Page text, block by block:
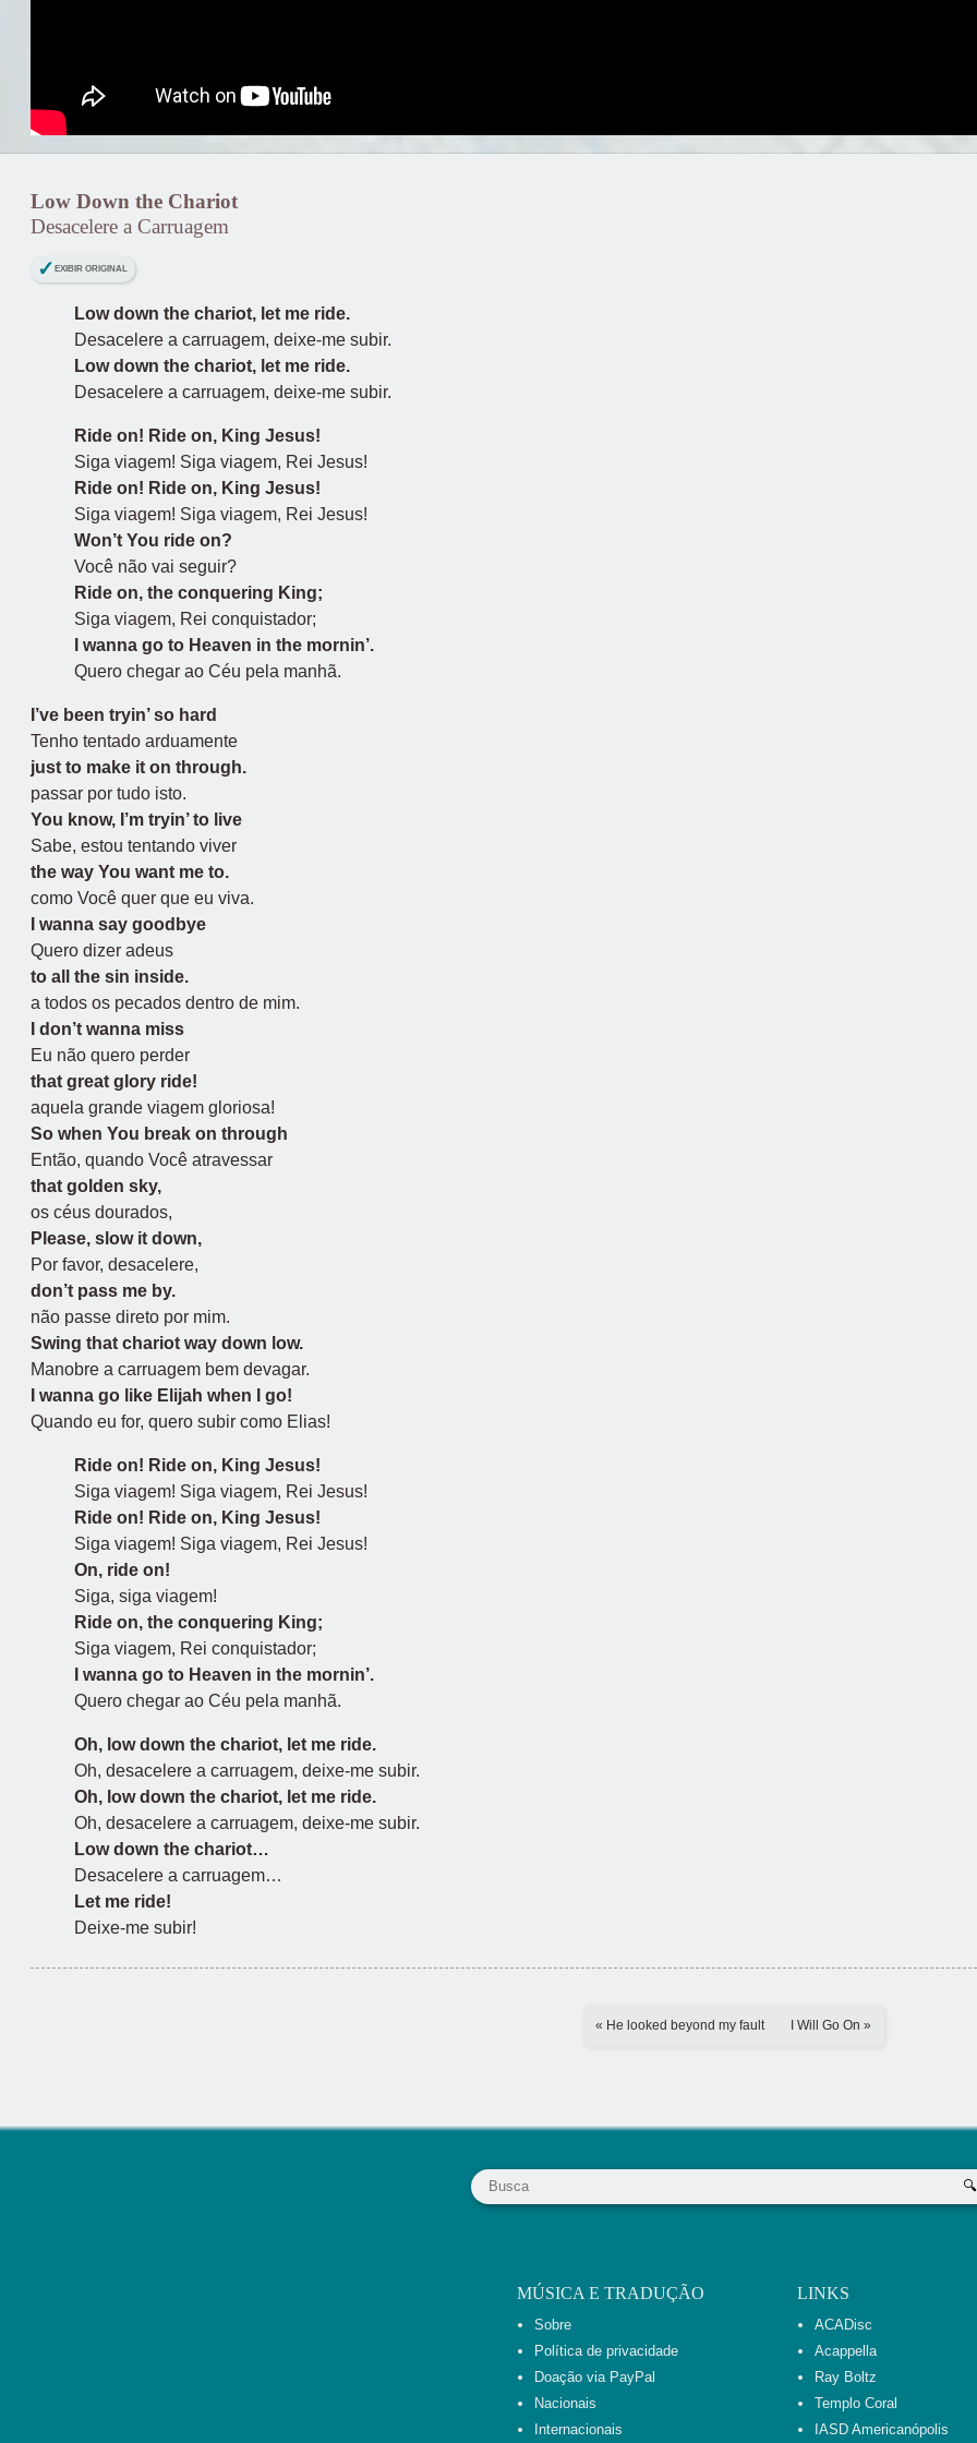
Low Down the Chariot
Desacelere a Carruagem
EXIBIR ORIGINAL
Low down the chariot, let me ride.
Desacelere a carruagem, deixe-me subir.
Low down the chariot, let me ride.
Desacelere a carruagem, deixe-me subir.
Ride on! Ride on, King Jesus!
Siga viagem! Siga viagem, Rei Jesus!
Ride on! Ride on, King Jesus!
Siga viagem! Siga viagem, Rei Jesus!
Won’t You ride on?
Você não vai seguir?
Ride on, the conquering King;
Siga viagem, Rei conquistador;
I wanna go to Heaven in the mornin’.
Quero chegar ao Céu pela manhã.
I’ve been tryin’ so hard
Tenho tentado arduamente
just to make it on through.
passar por tudo isto.
You know, I’m tryin’ to live
Sabe, estou tentando viver
the way You want me to.
como Você quer que eu viva.
I wanna say goodbye
Quero dizer adeus
to all the sin inside.
a todos os pecados dentro de mim.
I don’t wanna miss
Eu não quero perder
that great glory ride!
aquela grande viagem gloriosa!
So when You break on through
Então, quando Você atravessar
that golden sky,
os céus dourados,
Please, slow it down,
Por favor, desacelere,
don’t pass me by.
não passe direto por mim.
Swing that chariot way down low.
Manobre a carruagem bem devagar.
I wanna go like Elijah when I go!
Quando eu for, quero subir como Elias!
Ride on! Ride on, King Jesus!
Siga viagem! Siga viagem, Rei Jesus!
Ride on! Ride on, King Jesus!
Siga viagem! Siga viagem, Rei Jesus!
On, ride on!
Siga, siga viagem!
Ride on, the conquering King;
Siga viagem, Rei conquistador;
I wanna go to Heaven in the mornin’.
Quero chegar ao Céu pela manhã.
Oh, low down the chariot, let me ride.
Oh, desacelere a carruagem, deixe-me subir.
Oh, low down the chariot, let me ride.
Oh, desacelere a carruagem, deixe-me subir.
Low down the chariot…
Desacelere a carruagem…
Let me ride!
Deixe-me subir!
« He looked beyond my fault I Will Go On »
MÚSICA E TRADUÇÃO
Sobre
Política de privacidade
Doação via PayPal
Nacionais
Internacionais
LINKS
ACADisc
Acappella
Ray Boltz
Templo Coral
IASD Americanópolis